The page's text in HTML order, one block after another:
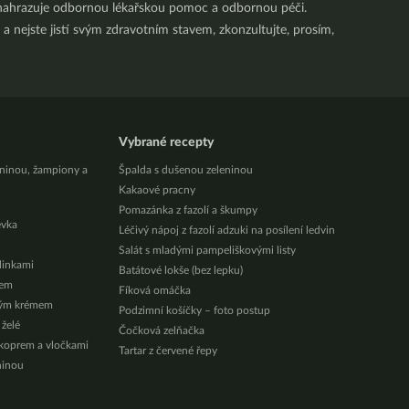
odbornou lékařskou pomoc a odbornou péči.
nejste jistí svým zdravotním stavem, zkonzultujte, prosím,
žampiony a
krémem
a vločkami
Vybrané recepty
Špalda s dušenou zeleninou
Kakaové pracny
Pomazánka z fazolí a škumpy
Léčivý nápoj z fazolí adzuki na posílení ledvin
Salát s mladými pampeliškovými listy
Batátové lokše (bez lepku)
Fíková omáčka
Podzimní košíčky – foto postup
Čočková zelňačka
Tartar z červené řepy